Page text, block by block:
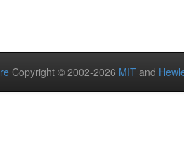
Copyright © 2002-2026 MIT and